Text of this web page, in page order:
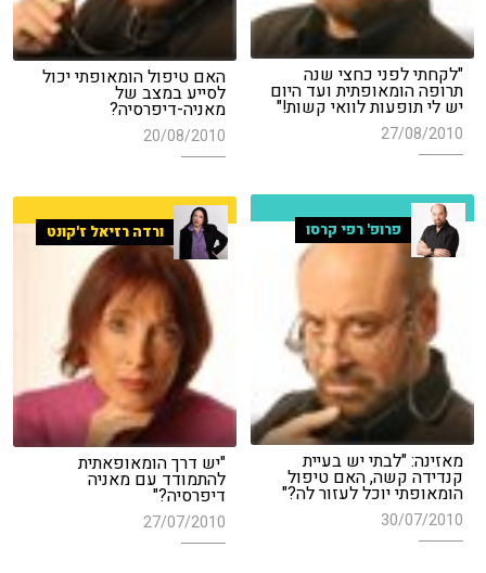
"לקחתי לפני כחצי שנה
תרופה הומאופתית ועד היום
יש לי תופעות לוואי קשות!"
27/08/2010
האם טיפול הומאופתי יכול
לסייע במצב של
מאניה-דיפרסיה?
20/08/2010
פרופ' רפי קרסו
מאזינה: "לבתי יש בעיית
קנדידה קשה, האם טיפול
הומאופתי יוכל לעזור לה?"
30/07/2010
ורדה רזיאל ז'קונט
"יש דרך הומאופאתית
להתמודד עם מאניה
דיפרסיה?"
27/07/2010